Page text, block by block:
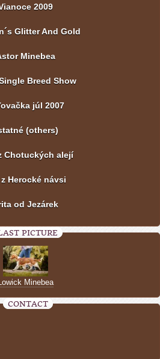
2009
Glitter And Gold
Minebea
Breed Show
júl 2007
(others)
Chotuckých alejí
z Herocké návsi
od Jezárek
PICTURE
Minebea
CONTACT